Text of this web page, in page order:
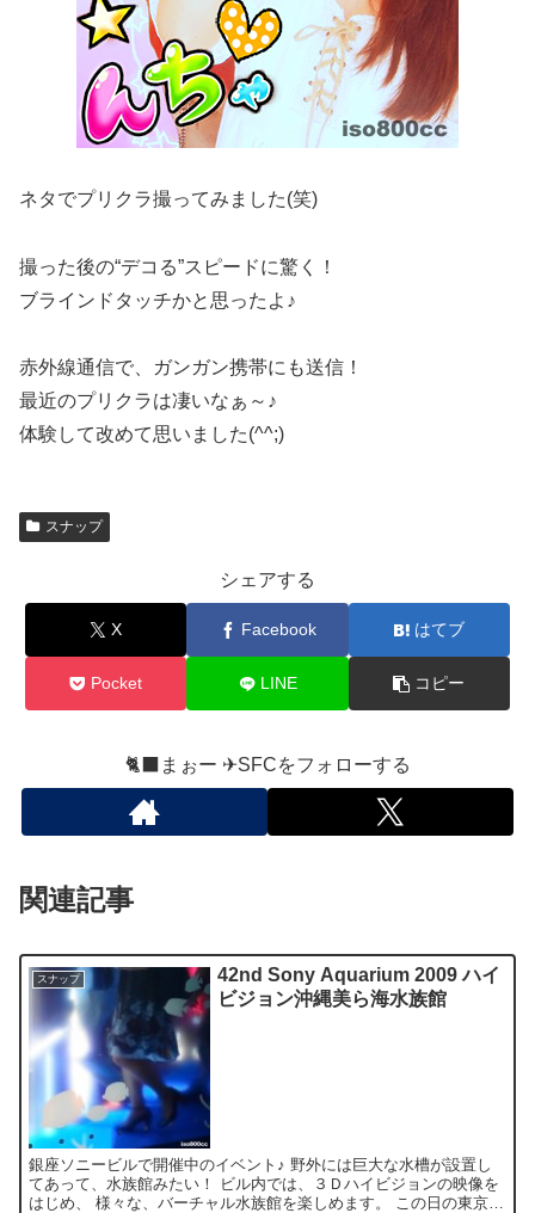
ネタでプリクラ撮ってみました(笑)
撮った後の“デコる”スピードに驚く！
ブラインドタッチかと思ったよ♪
赤外線通信で、ガンガン携帯にも送信！
最近のプリクラは凄いなぁ～♪
体験して改めて思いました(^^;)
スナップ
シェアする
X Facebook はてブ
Pocket LINE コピー
🐈‍⬛まぉー ✈︎SFCをフォローする
関連記事
スナップ
42nd Sony Aquarium 2009 ハイ
ビジョン沖縄美ら海水族館
銀座ソニービルで開催中のイベント♪ 野外には巨大な水槽が設置し
てあって、水族館みたい！ ビル内では、３Ｄハイビジョンの映像を
はじめ、 様々な、バーチャル水族館を楽しめます。 この日の東京